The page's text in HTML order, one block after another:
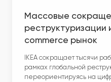
Массовые
реструктуризации
commerce рынок
IKEA сокращает тысячи
рамках глобальной
переориентируясь на